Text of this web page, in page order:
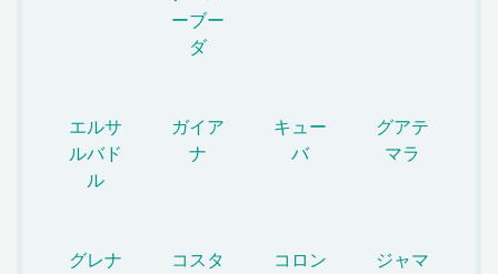
ーブー
ダ
エルサ
ルバド
ル
ガイア
ナ
キュー
バ
グアテ
マラ
グレナ
コスタ
コロン
ジャマ